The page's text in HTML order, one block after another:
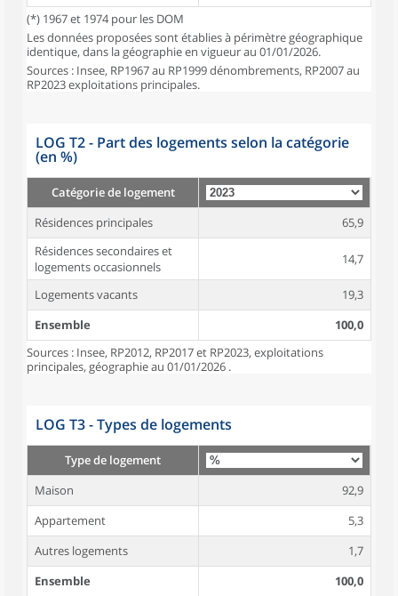
(*) 1967 et 1974 pour les DOM
Les données proposées sont établies à périmètre géographique
identique, dans la géographie en vigueur au 01/01/2026.
Sources : Insee, RP1967 au RP1999 dénombrements, RP2007 au
RP2023 exploitations principales.
LOG T2 - Part des logements selon la catégorie
(en %)
Catégorie de logement
Résidences principales
65,9
Résidences secondaires et
logements occasionnels
14,7
Logements vacants
19,3
Ensemble
100,0
Sources : Insee, RP2012, RP2017 et RP2023, exploitations
principales, géographie au 01/01/2026 .
LOG T3 - Types de logements
Type de logement
Maison
92,9
Appartement
5,3
Autres logements
1,7
Ensemble
100,0